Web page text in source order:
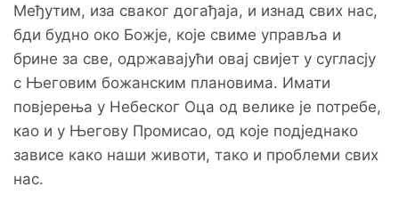
Међутим, иза сваког догађаја, и изнад свих нас,
бди будно око Божје, које свиме управља и
брине за све, одржавајући овај свијет у сугласју
с Његовим божанским плановима. Имати
повјерења у Небеског Оца од велике је потребе,
као и у Његову Промисао, од које подједнако
зависе како наши животи, тако и проблеми свих
нас.